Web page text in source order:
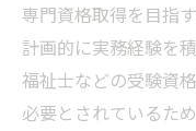
専門資格取得を目指
計画的に実務経験を
福祉士などの受験資
必要とされているた